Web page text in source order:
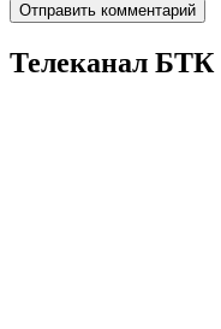
Телеканал БТК